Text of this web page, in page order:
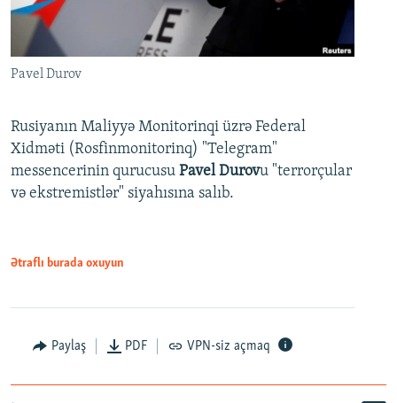
Pavel Durov
Rusiyanın Maliyyə Monitorinqi üzrə Federal
Xidməti (Rosfinmonitorinq) "Telegram"
messencerinin qurucusu Pavel Durovu "terrorçular
və ekstremistlər" siyahısına salıb.
Ətraflı burada oxuyun
Paylaş PDF VPN-siz açmaq